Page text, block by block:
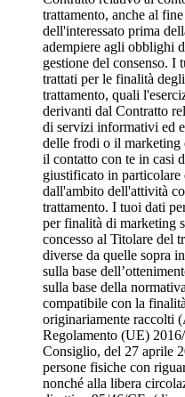
trattamento, anche al
dell'interessato prima
adempiere agli obblighi
gestione del consenso. I
trattati per le finalità
trattamento, quali
derivanti dal Contratto
di servizi informativi ed
delle frodi o il marketing
il contatto con te in casi
giustificato in particolare
dall'ambito dell'attività
trattamento. I tuoi dati
per finalità di marketing
concesso al Titolare del
diverse da quelle sopra
sulla base
sulla base della
compatibile con la
originariamente raccolti
Regolamento (UE)
Consiglio, del 27 aprile
persone fisiche con
nonché alla libera